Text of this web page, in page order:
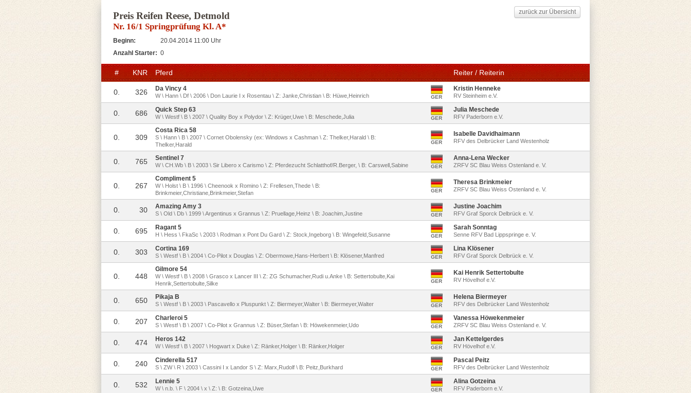
zurück zur Übersicht
Preis Reifen Reese, Detmold
Nr. 16/1 Springprüfung Kl. A*
Beginn:
20.04.2014 11:00 Uhr
Anzahl Starter: 0
# KNR Pferd Reiter / Reiterin
0. 326 Da Vincy 4
W \ Hann \ Df \ 2006 \ Don Laurie I x Rosentau \ Z: Janke,Christian \ B: Hüwe,Heinrich GER
Kristin Henneke
RV Steinheim e.V.
0. 686 Quick Step 63
W \ Westf \ B \ 2007 \ Quality Boy x Polydor \ Z: Krüger,Uwe \ B: Meschede,Julia GER
Julia Meschede
RFV Paderborn e.V.
0. 309
Costa Rica 58
S \ Hann \ B \ 2007 \ Cornet Obolensky (ex: Windows x Cashman \ Z: Thelker,Harald \ B:
Thelker,Harald
GER
Isabelle Davidhaimann
RFV des Delbrücker Land Westenholz
0. 765 Sentinel 7
W \ CH.Wb \ B \ 2003 \ Sir Libero x Carismo \ Z: Pferdezucht Schlatthof/R.Berger, \ B: Carswell,Sabine GER
Anna-Lena Wecker
ZRFV SC Blau Weiss Ostenland e. V.
0. 267
Compliment 5
W \ Holst \ B \ 1996 \ Cheenook x Romino \ Z: Frellesen,Thede \ B:
Brinkmeier,Christiane,Brinkmeier,Stefan
GER
Theresa Brinkmeier
ZRFV SC Blau Weiss Ostenland e. V.
0. 30 Amazing Amy 3
S \ Old \ Db \ 1999 \ Argentinus x Grannus \ Z: Pruellage,Heinz \ B: Joachim,Justine GER
Justine Joachim
RFV Graf Sporck Delbrück e. V.
0. 695 Ragant 5
H \ Hess \ FkaSc \ 2003 \ Rodman x Pont Du Gard \ Z: Stock,Ingeborg \ B: Wingefeld,Susanne GER
Sarah Sonntag
Senne RFV Bad Lippspringe e. V.
0. 303 Cortina 169
S \ Westf \ B \ 2004 \ Co-Pilot x Douglas \ Z: Obermowe,Hans-Herbert \ B: Klösener,Manfred GER
Lina Klösener
RFV Graf Sporck Delbrück e. V.
0. 448
Gilmore 54
W \ Westf \ B \ 2008 \ Grasco x Lancer III \ Z: ZG Schumacher,Rudi u.Anke \ B: Settertobulte,Kai
Henrik,Settertobulte,Silke
GER
Kai Henrik Settertobulte
RV Hövelhof e.V.
0. 650 Pikaja B
S \ Westf \ B \ 2003 \ Pascavello x Pluspunkt \ Z: Biermeyer,Walter \ B: Biermeyer,Walter GER
Helena Biermeyer
RFV des Delbrücker Land Westenholz
0. 207 Charleroi 5
S \ Westf \ B \ 2007 \ Co-Pilot x Grannus \ Z: Büser,Stefan \ B: Höwekenmeier,Udo GER
Vanessa Höwekenmeier
ZRFV SC Blau Weiss Ostenland e. V.
0. 474 Heros 142
W \ Westf \ B \ 2007 \ Hogwart x Duke \ Z: Ränker,Holger \ B: Ränker,Holger GER
Jan Kettelgerdes
RV Hövelhof e.V.
0. 240 Cinderella 517
S \ ZW \ R \ 2003 \ Cassini I x Landor S \ Z: Marx,Rudolf \ B: Peitz,Burkhard GER
Pascal Peitz
RFV des Delbrücker Land Westenholz
0. 532 Lennie 5
W \ n.b. \ F \ 2004 \ x \ Z: \ B: Gotzeina,Uwe GER
Alina Gotzeina
RFV Paderborn e.V.